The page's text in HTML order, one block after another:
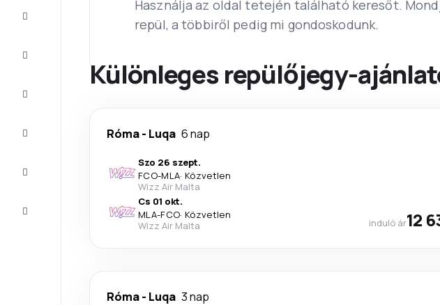
Használja az oldal tetején található keresőt.
repül, a többiről pedig mi gondoskodunk.
Különleges repülőjegy-
Róma- Luqa 6 nap
Szo 26 szept.
FCO-MLA· Közvetlen
Wizz Air Malta
Cs 01 okt.
MLA-FCO· Közvetlen
Wizz Air Malta
induló ár12
Róma- Luqa 3 nap